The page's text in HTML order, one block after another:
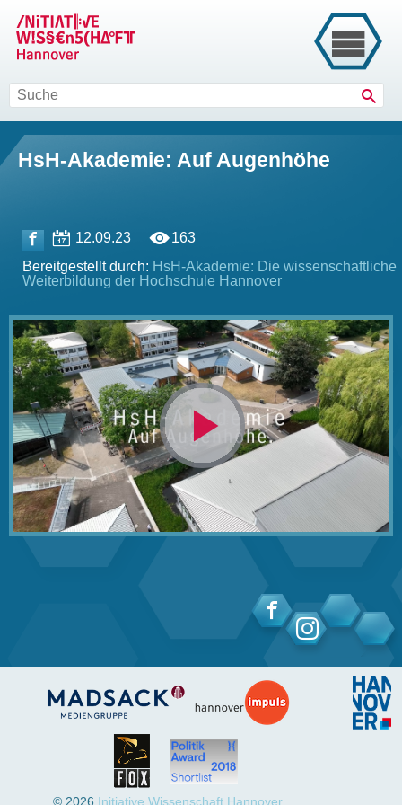
HsH-Akademie: Auf Augenhöhe
12.09.23
163
Bereitgestellt durch: HsH-Akademie: Die wissenschaftliche
Weiterbildung der Hochschule Hannover
Video
abspielen
© 2026 Initiative Wissenschaft Hannover